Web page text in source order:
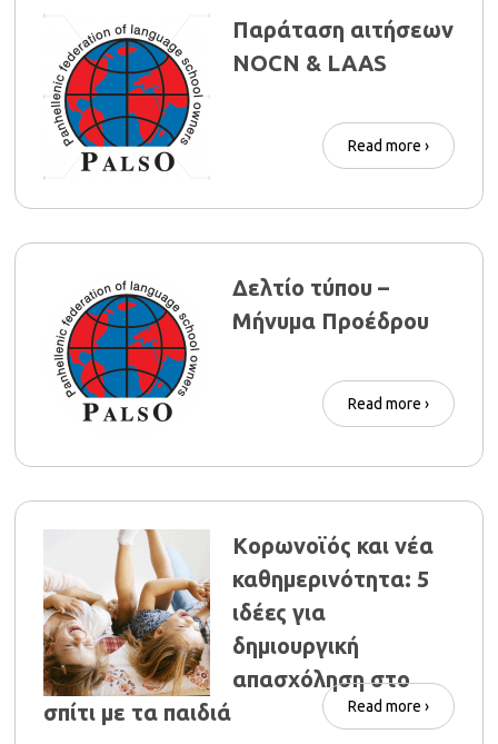
Παράταση αιτήσεων
NOCN & LAAS
Read more ›
Δελτίο τύπου –
Μήνυμα Προέδρου
Read more ›
Kορωνοϊός και νέα
καθημερινότητα: 5
ιδέες για
δημιουργική
απασχόληση στο
σπίτι με τα παιδιά
Read more ›